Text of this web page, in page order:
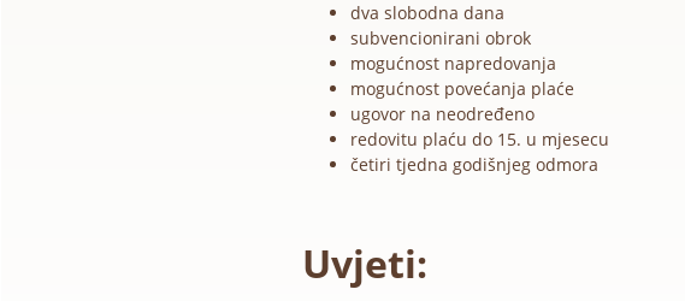
dva slobodna dana
subvencionirani obrok
mogućnost napredovanja
mogućnost povećanja plaće
ugovor na neodređeno
redovitu plaću do 15. u mjesecu
četiri tjedna godišnjeg odmora
Uvjeti: